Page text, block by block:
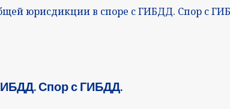
юрисдикции в споре с ГИБДД. Спор с
Спор с ГИБДД.